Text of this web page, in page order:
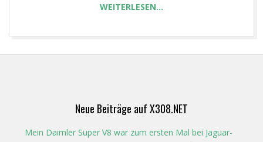
WEITERLESEN…
Neue Beiträge auf X308.NET
Mein Daimler Super V8 war zum ersten Mal bei Jaguar-